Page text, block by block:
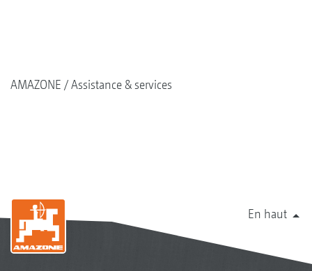
AMAZONE Assistance & services
En haut